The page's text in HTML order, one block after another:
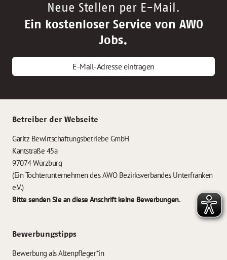
Neue Stellen per E-Mail.
Ein kostenloser Service von AWO
Jobs.
E-Mail-Adresse eintragen
Betreiber der Webseite
Garitz Bewirtschaftungsbetriebe GmbH
Kantstraße 45a
97074 Würzburg
(Ein Tochterunternehmen des AWO Bezirksverbandes Unterfranken
e.V.)
Bitte senden Sie an diese Anschrift keine Bewerbungen.
Bewerbungstipps
Bewerbung als Altenpfleger*in